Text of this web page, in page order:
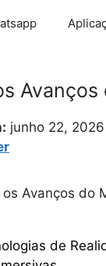
junho 22, 2026
Avanços do
de